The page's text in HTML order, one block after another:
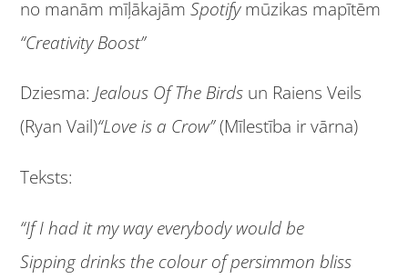
no manām mīļākajāmSpotifymūzikas mapītēm
“Creativity Boost”
Dziesma:Jealous Of The Birds un Raiens Veils
(Ryan Vail)“Love is a Crow”(Mīlestība ir vārna)
Teksts:
“If I had it my way everybody would be
Sipping drinks the colour of persimmon bliss